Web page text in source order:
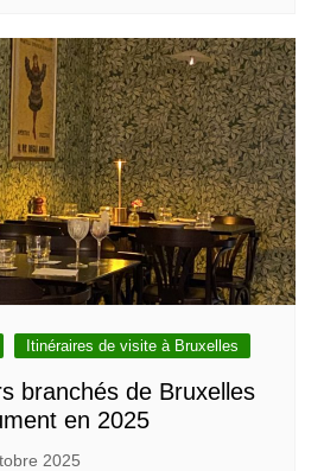
Itinéraires de visite à Bruxelles
branchés de Bruxelles
en 2025
2025